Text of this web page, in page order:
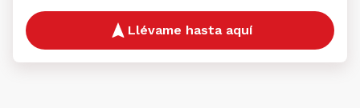
Llévame hasta aquí